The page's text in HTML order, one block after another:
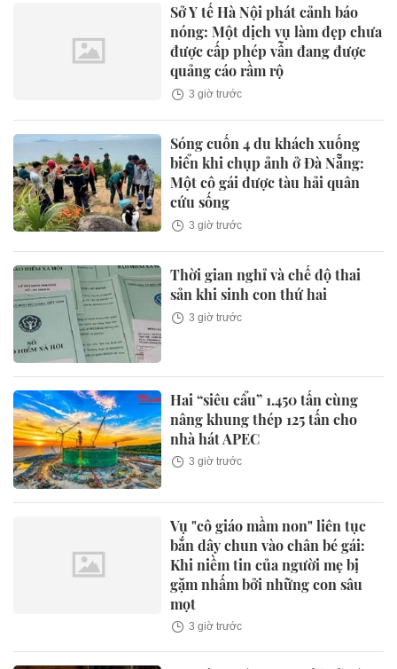
Sở Y tế Hà Nội phát cảnh báo
nóng: Một dịch vụ làm đẹp chưa
được cấp phép vẫn đang được
quảng cáo rầm rộ
3 giờ trước
Sóng cuốn 4 du khách xuống
biển khi chụp ảnh ở Đà Nẵng:
Một cô gái được tàu hải quân
cứu sống
3 giờ trước
Thời gian nghỉ và chế độ thai
sản khi sinh con thứ hai
3 giờ trước
Hai “siêu cẩu” 1.450 tấn cùng
nâng khung thép 125 tấn cho
nhà hát APEC
3 giờ trước
Vụ "cô giáo mầm non" liên tục
bắn dây chun vào chân bé gái:
Khi niềm tin của người mẹ bị
gặm nhấm bởi những con sâu
mọt
3 giờ trước